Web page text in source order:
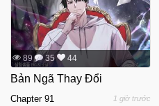
89 35 44
Bản Ngã Thay Đổi
Chapter 91 1 giờ trước